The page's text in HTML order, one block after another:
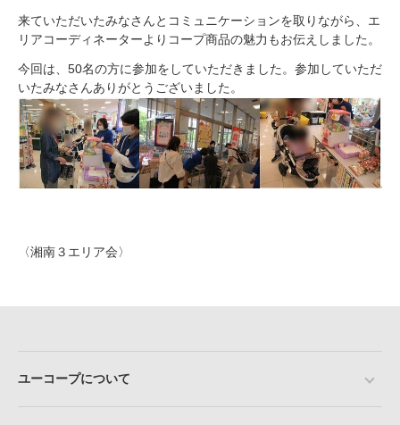
来ていただいたみなさんとコミュニケーションを取りながら、エ
リアコーディネーターよりコープ商品の魅力もお伝えしました。
今回は、50名の方に参加をしていただきました。参加していただ
いたみなさんありがとうございました。
〈湘南３エリア会〉
ユーコープについて